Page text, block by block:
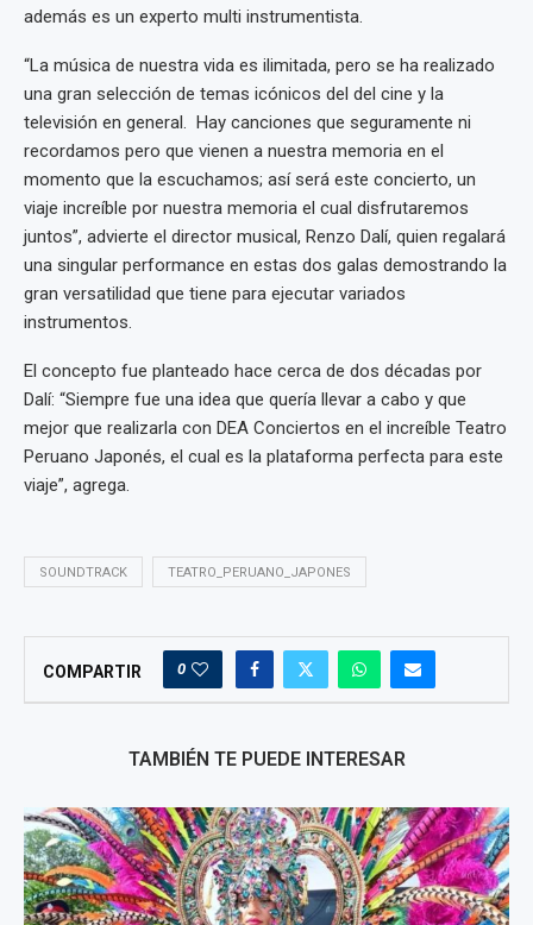
además es un experto multi instrumentista.
“La música de nuestra vida es ilimitada, pero se ha realizado
una gran selección de temas icónicos del del cine y la
televisión en general. Hay canciones que seguramente ni
recordamos pero que vienen a nuestra memoria en el
momento que la escuchamos; así será este concierto, un
viaje increíble por nuestra memoria el cual disfrutaremos
juntos”, advierte el director musical, Renzo Dalí, quien regalará
una singular performance en estas dos galas demostrando la
gran versatilidad que tiene para ejecutar variados
instrumentos.
El concepto fue planteado hace cerca de dos décadas por
Dalí: “Siempre fue una idea que quería llevar a cabo y que
mejor que realizarla con DEA Conciertos en el increíble Teatro
Peruano Japonés, el cual es la plataforma perfecta para este
viaje”, agrega.
SOUNDTRACK TEATRO_PERUANO_JAPONES
COMPARTIR 0
TAMBIÉN TE PUEDE INTERESAR